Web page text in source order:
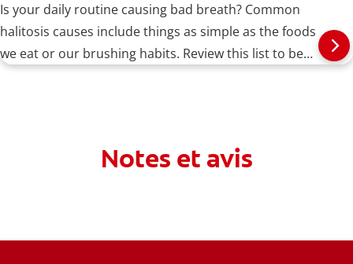
Is your daily routine causing bad breath? Common
halitosis causes include things as simple as the foods
we eat or our brushing habits. Review this list to be
Notes et avis